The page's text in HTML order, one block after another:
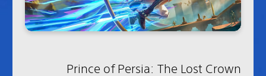
Prince of Persia: The Lost Crown